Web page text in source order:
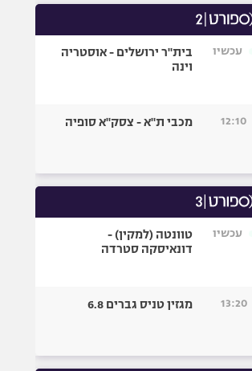
עכשיו
בית"ר ירושלים - אוסטריה
וינה
12:10 מכבי ת"א - צסק"א סופיה
עכשיו
טוונטה (למקין) -
דונאיסקה סטרדה
13:20 מגזין טניס גברים 6.8